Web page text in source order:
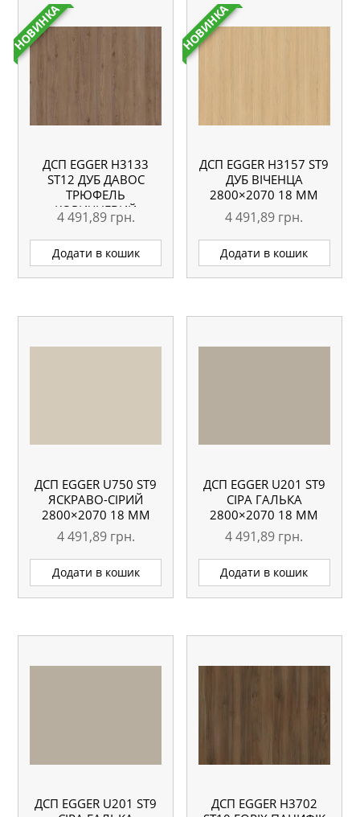
НОВИНКА
ДСП EGGER H3133
ST12 ДУБ ДАВОС
ТРЮФЕЛЬ
КОРИЧНЕВИЙ
2800×2070 18 ММ
4 491,89 грн.
Додати в кошик
НОВИНКА
ДСП EGGER H3157 ST9
ДУБ ВІЧЕНЦА
2800×2070 18 ММ
4 491,89 грн.
Додати в кошик
ДСП EGGER U750 ST9
ЯСКРАВО-СІРИЙ
2800×2070 18 ММ
4 491,89 грн.
Додати в кошик
ДСП EGGER U201 ST9
СІРА ГАЛЬКА
2800×2070 18 ММ
4 491,89 грн.
Додати в кошик
ДСП EGGER U201 ST9
ДСП EGGER H3702